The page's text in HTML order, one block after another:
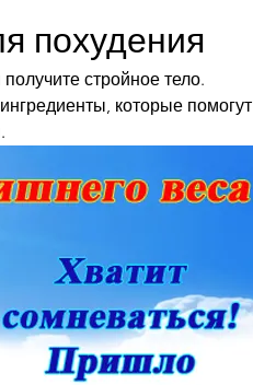
похудения
стройное тело.
которые помогут